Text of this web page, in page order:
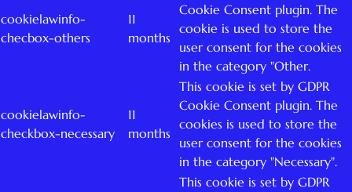
cookielawinfo-
checbox-others
11
months
Cookie Consent plugin. The
cookie is used to store the
user consent for the cookies
in the category "Other.
cookielawinfo-
checkbox-necessary
11
months
This cookie is set by GDPR
Cookie Consent plugin. The
cookies is used to store the
user consent for the cookies
in the category "Necessary".
This cookie is set by GDPR